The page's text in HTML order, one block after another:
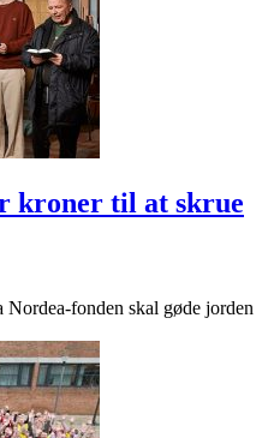
kroner til at skrue
fonden skal gøde jorden